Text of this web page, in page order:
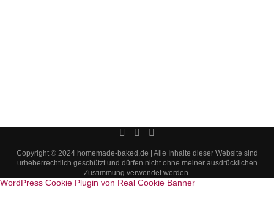
Copyright © 2024 homemade-baked.de | Alle Inhalte dieser Website sind
urheberrechtlich geschützt und dürfen nicht ohne meiner ausdrücklichen
Zustimmung verwendet werden.
WordPress Cookie Plugin von Real Cookie Banner